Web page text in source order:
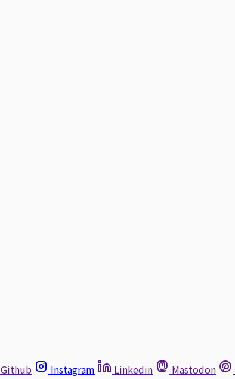
Github Instagram Linkedin Mastodon